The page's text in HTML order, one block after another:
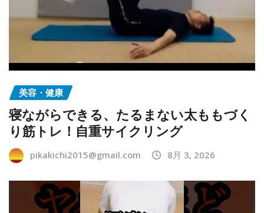
美容・健康
寝ながらできる、たるまない太ももづく
り筋トレ！自重サイクリング
pikakichi2015@gmail.com 8月 3, 2026